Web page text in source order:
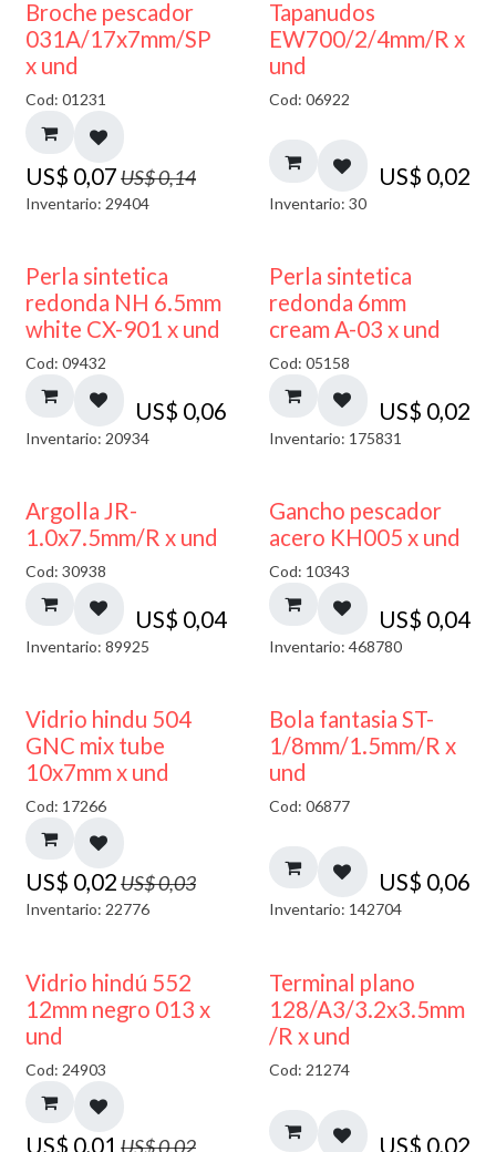
50% DESCUENTO
Broche pescador
031A/17x7mm/SP
x und
Cod: 01231
US$ 0,07US$0,14
Inventario: 29404
Tapanudos
EW700/2/4mm/R x
und
Cod: 06922
US$ 0,02
Inventario: 30
Perla sintetica
redonda NH 6.5mm
white CX-901 x und
Cod: 09432
US$ 0,06
Inventario: 20934
Perla sintetica
redonda 6mm
cream A-03 x und
Cod: 05158
US$ 0,02
Inventario: 175831
Argolla JR-
1.0x7.5mm/R x und
Cod: 30938
US$ 0,04
Inventario: 89925
Gancho pescador
acero KH005 x und
Cod: 10343
US$ 0,04
Inventario: 468780
40% DESCUENTO
Vidrio hindu 504
GNC mix tube
10x7mm x und
Cod: 17266
US$ 0,02US$0,03
Inventario: 22776
Bola fantasia ST-
1/8mm/1.5mm/R x
und
Cod: 06877
US$ 0,06
Inventario: 142704
40% DESCUENTO
Vidrio hindú 552
12mm negro 013 x
und
Cod: 24903
US$ 0,01US$0,02
Terminal plano
128/A3/3.2x3.5mm
/R x und
Cod: 21274
US$ 0,02